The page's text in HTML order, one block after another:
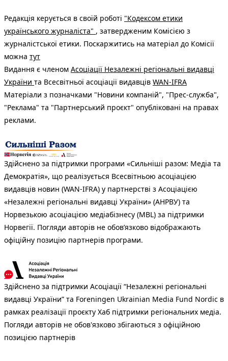
Редакція керується в своїй роботі "Кодексом етики
українського журналіста" , затвердженим Комісією з
журналістської етики. Поскаржитись на матеріал до Комісії
можна тут
Видання є членом Асоціації Незалежні регіональні видавці
України та Всесвітньої асоціації видавців WAN-IFRA
Матеріали з позначками "Новини компаній", "Прес-служба",
"Реклама" та "Партнерський проєкт" опубліковані на правах
реклами.
Здійснено за підтримки програми «Сильніші разом: Медіа та
Демократія», що реалізується Всесвітньою асоціацією
видавців новин (WAN-IFRA) у партнерстві з Асоціацією
«Незалежні регіональні видавці України» (АНРВУ) та
Норвезькою асоціацією медіабізнесу (MBL) за підтримки
Норвегії. Погляди авторів не обов’язково відображають
офіційну позицію партнерів програми.
Здійснено за підтримки Асоціації “Незалежні регіональні
видавці України” та Foreningen Ukrainian Media Fund Nordic в
рамках реалізації проєкту Хаб підтримки регіональних медіа.
Погляди авторів не обов'язково збігаються з офіційною
позицією партнерів